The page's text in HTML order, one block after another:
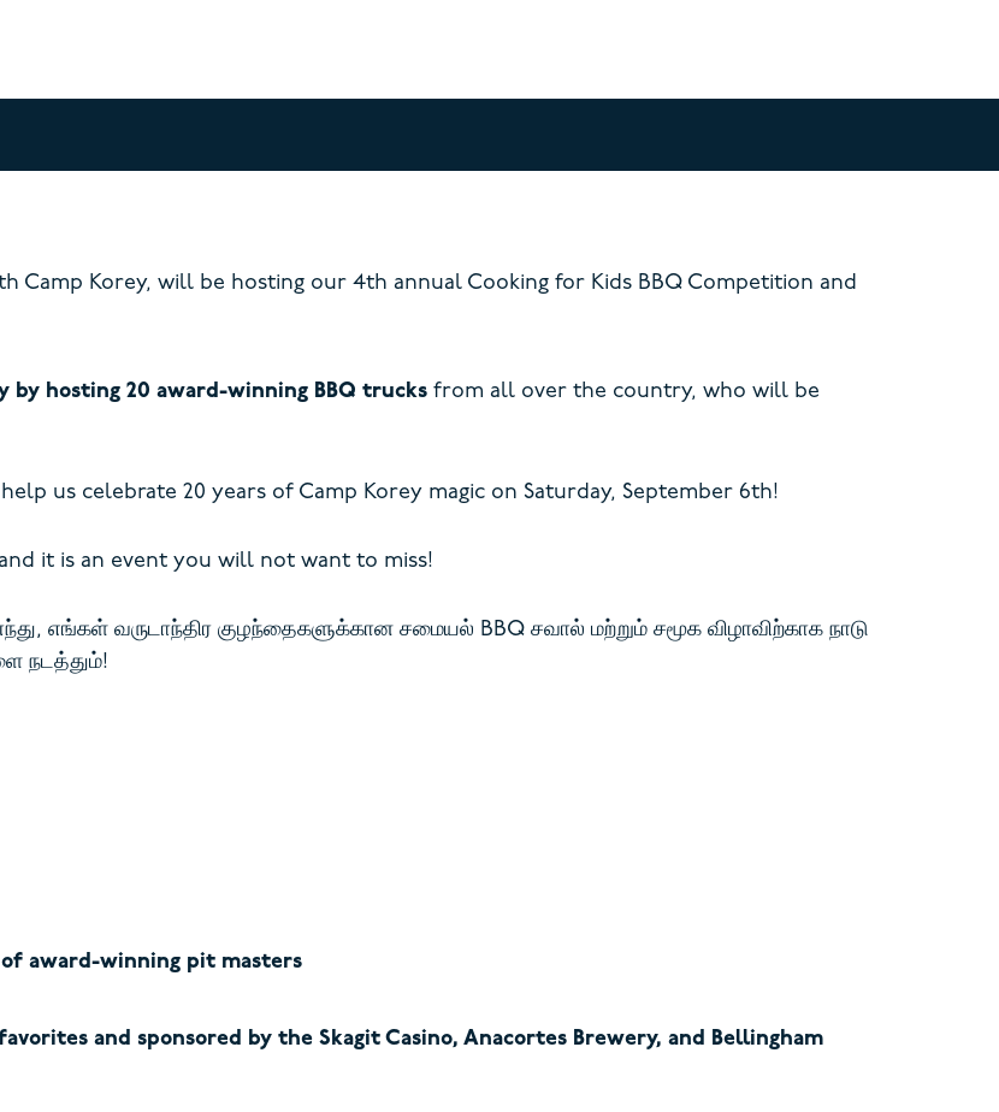
Camp Korey, will be hosting our 4th annual Cooking for Kids BBQ Competition and
by hosting 20 award-winning BBQ trucks from all over the country, who will be
us celebrate 20 years of Camp Korey magic on Saturday, September 6th!
it is an event you will not want to miss!
எங்கள் வருடாந்திர குழந்தைகளுக்கான சமையல் BBQ சவால் மற்றும் சமூக விழாவிற்காக நாடு
நடத்தும்!
award-winning pit masters
and sponsored by the Skagit Casino, Anacortes Brewery, and Bellingham